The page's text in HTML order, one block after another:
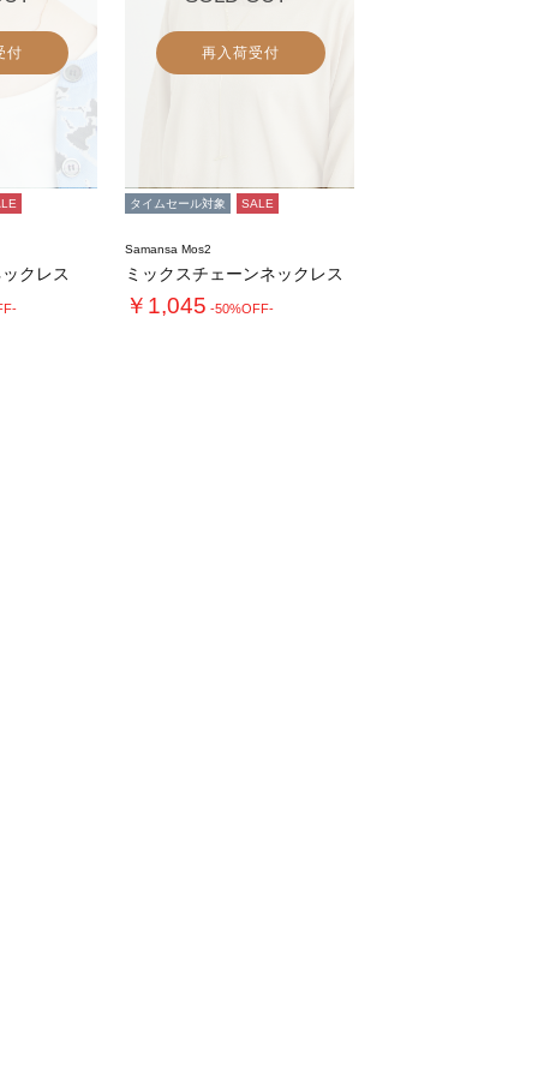
付
クレス
再入荷受付
タイムセール対象 SALE
Samansa Mos2
ミックスチェーンネックレス
￥1,045 -50%OFF-